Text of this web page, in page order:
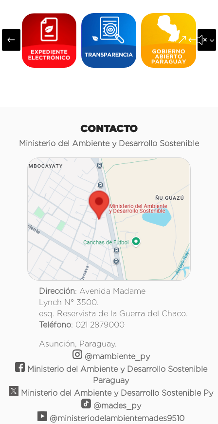
#
CONTACTO
Ministerio del Ambiente y Desarrollo Sostenible
Dirección: Avenida Madame
Lynch N° 3500.
esq. Reservista de la Guerra del Chaco.
Teléfono: 021 2879000
Asunción, Paraguay.
@mambiente_py
Ministerio del Ambiente y Desarrollo Sostenible
Paraguay
Ministerio del Ambiente y Desarrollo Sostenible Py
@mades_py
@ministeriodelambientemades9510